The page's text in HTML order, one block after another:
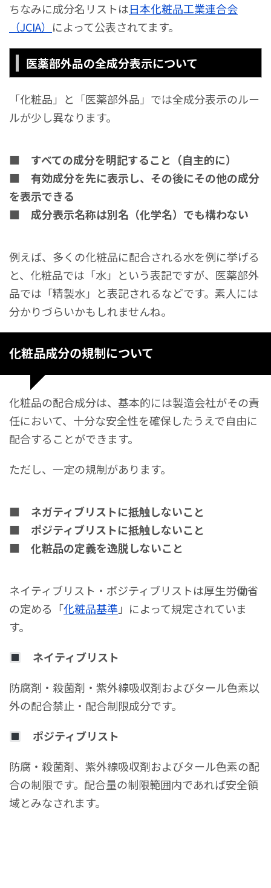
ちなみに成分名リストは日本化粧品工業連合会
（JCIA） によって公表されてます。
医薬部外品の全成分表示について
「化粧品」と「医薬部外品」では全成分表示のルー
ルが少し異なります。
■ すべての成分を明記すること（自主的に）
■ 有効成分を先に表示し、その後にその他の成分
を表示できる
■ 成分表示名称は別名（化学名）でも構わない
例えば、多くの化粧品に配合される水を例に挙げる
と、化粧品では「水」という表記ですが、医薬部外
品では「精製水」と表記されるなどです。素人には
分かりづらいかもしれませんね。
化粧品成分の規制について
化粧品の配合成分は、基本的には製造会社がその責
任において、十分な安全性を確保したうえで自由に
配合することができます。
ただし、一定の規制があります。
■ ネガティブリストに抵触しないこと
■ ポジティブリストに抵触しないこと
■ 化粧品の定義を逸脱しないこと
ネイティブリスト・ポジティブリストは厚生労働省
の定める「化粧品基準」によって規定されていま
す。
ネイティブリスト
防腐剤・殺菌剤・紫外線吸収剤およびタール色素以
外の配合禁止・配合制限成分です。
ポジティブリスト
防腐・殺菌剤、紫外線吸収剤およびタール色素の配
合の制限です。配合量の制限範囲内であれば安全領
域とみなされます。